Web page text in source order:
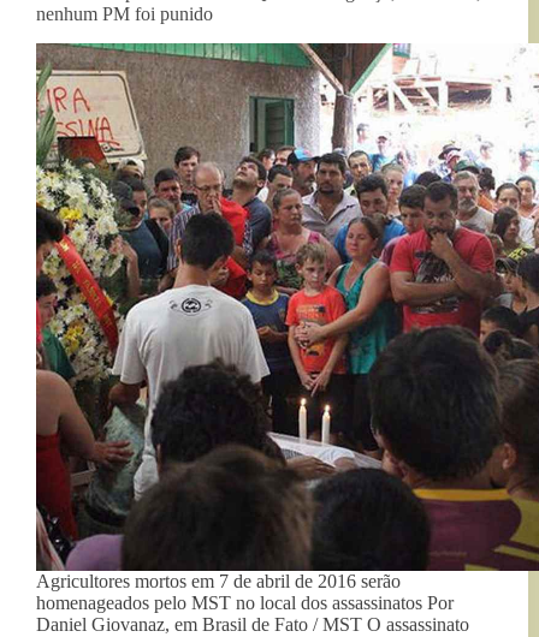
nenhum PM foi punido
Agricultores mortos em 7 de abril de 2016 serão
homenageados pelo MST no local dos assassinatos Por
Daniel Giovanaz, em Brasil de Fato / MST O assassinato